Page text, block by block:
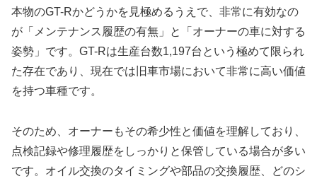
本物のGT-Rかどうかを見極めるうえで、非常に有効なの
が「メンテナンス履歴の有無」と「オーナーの車に対する
姿勢」です。GT-Rは生産台数1,197台という極めて限られ
た存在であり、現在では旧車市場において非常に高い価値
を持つ車種です。
そのため、オーナーもその希少性と価値を理解しており、
点検記録や修理履歴をしっかりと保管している場合が多い
です。オイル交換のタイミングや部品の交換履歴、どのシ